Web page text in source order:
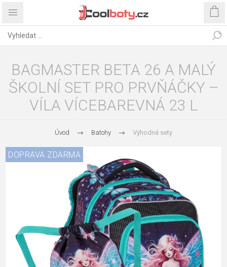
BAGMASTER BETA 26 A MALÝ
ŠKOLNÍ SET PRO PRVŇÁČKY –
VÍLA VÍCEBAREVNÁ 23 L
Úvod Batohy Výhodné sety
DOPRAVA ZDARMA